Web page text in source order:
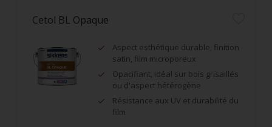
Cetol BL Opaque
Aspect esthétique durable, finition
satin, film microporeux
Opacifiant, idéal sur bois grisaillés
ou d'aspect hétérogène
Résistance aux UV et durabilité du
film